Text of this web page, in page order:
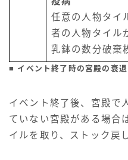
任意の人物タイ
者の人物タイル
乳鉢の数分破棄
■ イベント終了時の宮殿の衰退
イベント終了後、宮殿で
ていない宮殿がある場合
イルを取り、ストック戻